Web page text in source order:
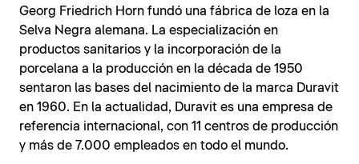
Georg Friedrich Horn fundó una fábrica de loza en la
Selva Negra alemana. La especialización en
productos sanitarios y la incorporación de la
porcelana a la producción en la década de 1950
sentaron las bases del nacimiento de la marca Duravit
en 1960. En la actualidad, Duravit es una empresa de
referencia internacional, con 11 centros de producción
y más de 7.000 empleados en todo el mundo.